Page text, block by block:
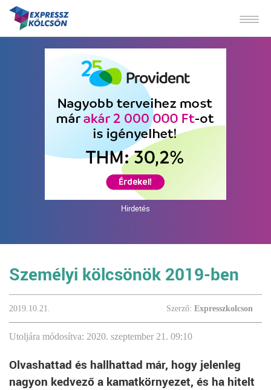
Hirdetés
Személyi kölcsönök 2019-ben
2019.10.21. Szerző: Expresszkolcson
Utoljára módosítva: 2020. szeptember 21. 09:10
Olvashattad és hallhattad már, hogy jelenleg
nagyon kedvező a kamatkörnyezet, és ha hitelt